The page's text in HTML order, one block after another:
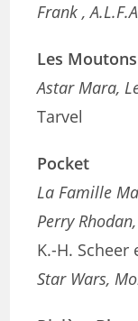
Frank ,
Les
Astar Mara,
Tarvel
Pocket
La Famille
Perry
K.-H. Scheer
Star Wars,